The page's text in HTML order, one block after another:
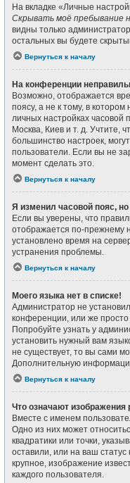
На вкладке «Личные
Скрывать моё пребывание
видны только
остальных вы будете
Вернуться к началу
На конференции
Возможно, отображается
поясу, а не к тому, в
личных настройках часовой
Москва, Киев и т. д. Учтите,
большинство настроек,
пользователи. Если вы не
момент сделать это.
Вернуться к началу
Я изменил часовой пояс,
Если вы уверены, что
отображается по-прежнему
установлено время на
устранения проблемы.
Вернуться к началу
Моего языка нет в списке!
Администратор не
конференции, или же
Попробуйте узнать у
установить нужный вам
не существует, то вы сами
Дополнительную
Вернуться к началу
Что означают
Вместе с именем
Одно из них может
квадратики или точки,
оставили, или на ваш
крупное, изображение
каждого пользователя.